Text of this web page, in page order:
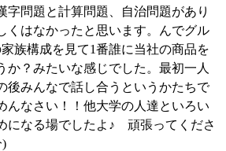
字問題と計算問題、自治問題があり
くはなかったと思います。んでグル
族構成を見て1番誰に当社の商品を
か？みたいな感じでした。最初一人
後みんなで話し合うというかたちで
んなさい！！他大学の人達といろい
になる場でしたよ♪ 頑張ってくださ
)